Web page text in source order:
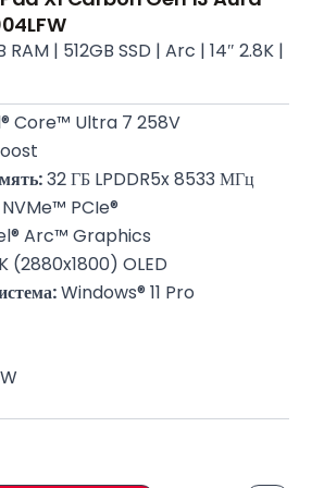
| 512GB SSD | Arc | 14″ 2.8K |
Core™ Ultra 7 258V
32 ГБ LPDDR5x 8533 МГц
NVMe™ PCIe®
Arc™ Graphics
(2880x1800) OLED
Windows® 11 Pro